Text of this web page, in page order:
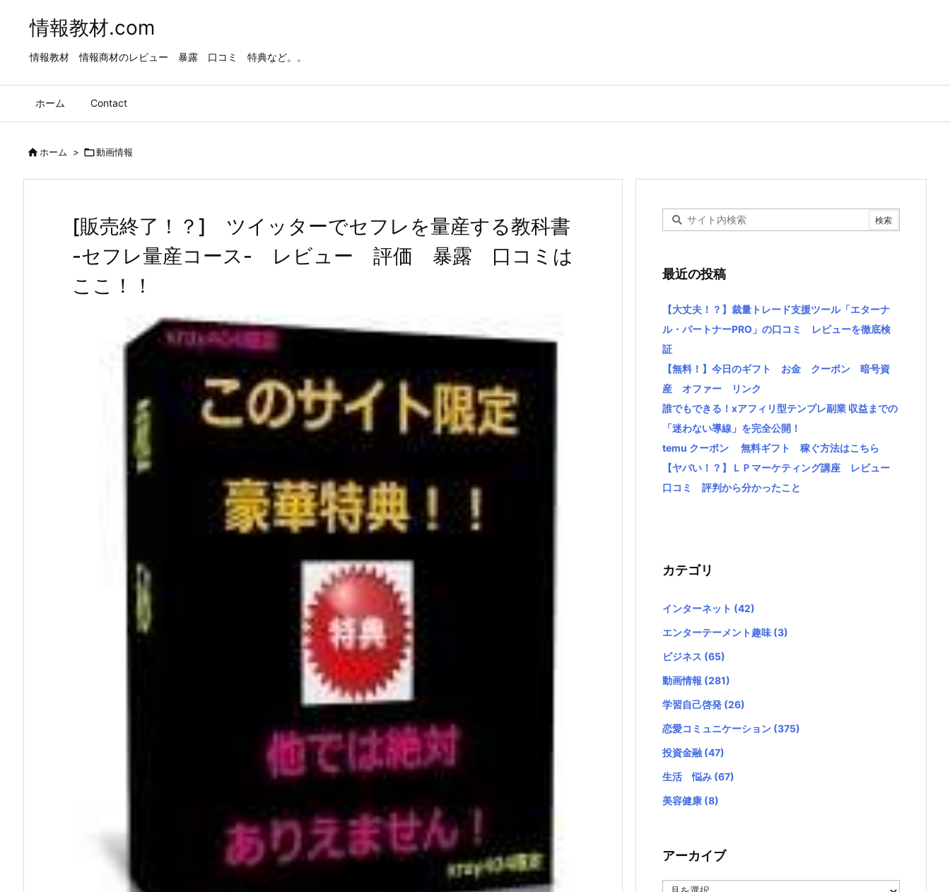
情報教材.com
情報教材 情報商材のレビュー 暴露 口コミ 特典など。。
ホーム Contact
ホーム > 動画情報
[販売終了！？] ツイッターでセフレを量産する教科書
-セフレ量産コース- レビュー 評価 暴露 口コミは
ここ！！
最近の投稿
【大丈夫！？】裁量トレード支援ツール「エターナ
ル・パートナーPRO」の口コミ レビューを徹底検
証
【無料！】今日のギフト お金 クーポン 暗号資
産 オファー リンク
誰でもできる！xアフィリ型テンプレ副業 収益までの
「迷わない導線」を完全公開！
temu クーポン 無料ギフト 稼ぐ方法はこちら
【ヤバい！？】ＬＰマーケティング講座 レビュー
口コミ 評判から分かったこと
カテゴリ
インターネット (42)
エンターテーメント趣味 (3)
ビジネス (65)
動画情報 (281)
学習自己啓発 (26)
恋愛コミュニケーション (375)
投資金融 (47)
生活 悩み (67)
美容健康 (8)
アーカイブ